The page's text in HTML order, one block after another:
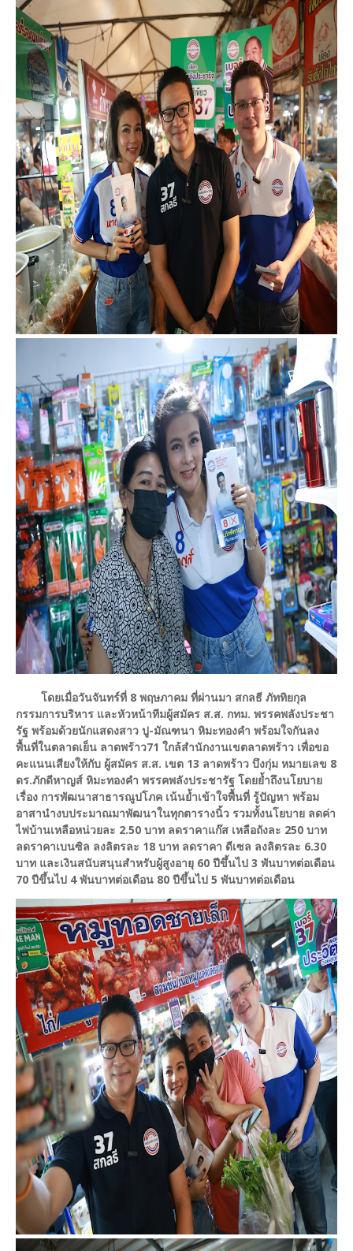
โดยเมื่อวันจันทร์ที่ 8 พฤษภาคม ที่ผ่านมา สกลธี ภัททิยกุล
กรรมการบริหาร และหัวหน้าทีมผู้สมัคร ส.ส. กทม. พรรคพลังประชา
รัฐ พร้อมด้วยนักแสดงสาว ปู-มัณฑนา หิมะทองคำ พร้อมใจกันลง
พื้นที่ในตลาดเย็น ลาดพร้าว71 ใกล้สำนักงานเขตลาดพร้าว เพื่อขอ
คะแนนเสียงให้กับ ผู้สมัคร ส.ส. เขต 13 ลาดพร้าว บึงกุ่ม หมายเลข 8
ดร.ภักดีหาญส์ หิมะทองคำ พรรคพลังประชารัฐ โดยย้ำถึงนโยบาย
เรื่อง การพัฒนาสาธารณูปโภค เน้นย้ำเข้าใจพื้นที่ รู้ปัญหา พร้อม
อาสานำงบประมาณมาพัฒนาในทุกตารางนิ้ว รวมทั้งนโยบาย ลดค่า
ไฟบ้านเหลือหน่วยละ 2.50 บาท ลดราคาแก๊ส เหลือถังละ 250 บาท
ลดราคาเบนซิล ลงลิตรละ 18 บาท ลดราคา ดีเซล ลงลิตรละ 6.30
บาท และเงินสนับสนุนสำหรับผู้สูงอายุ 60 ปีขึ้นไป 3 พันบาทต่อเดือน
70 ปีขึ้นไป 4 พันบาทต่อเดือน 80 ปีขึ้นไป 5 พันบาทต่อเดือน